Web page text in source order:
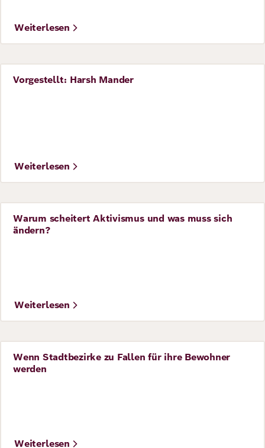
Weiterlesen
Perspective
Vorgestellt: Harsh Mander
Weiterlesen
Perspective
Warum scheitert Aktivismus und was muss sich
ändern?
Weiterlesen
Perspective
Wenn Stadtbezirke zu Fallen für ihre Bewohner
werden
Weiterlesen